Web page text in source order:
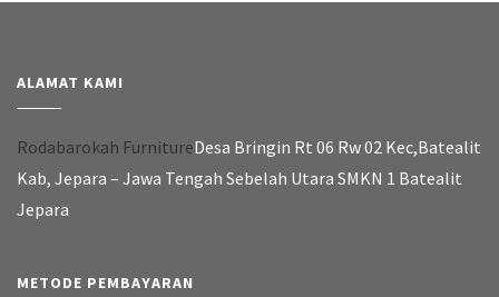
ALAMAT KAMI
Rodabarokah FurnitureDesa Bringin Rt 06 Rw 02 Kec,Batealit
Kab, Jepara – Jawa Tengah Sebelah Utara SMKN 1 Batealit
Jepara
METODE PEMBAYARAN